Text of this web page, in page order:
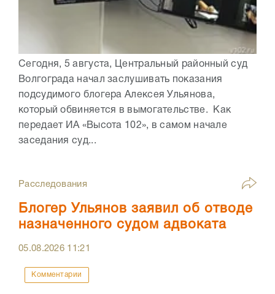
Сегодня, 5 августа, Центральный районный суд
Волгограда начал заслушивать показания
подсудимого блогера Алексея Ульянова,
который обвиняется в вымогательстве. Как
передает ИА «Высота 102», в самом начале
заседания суд...
Расследования
Блогер Ульянов заявил об отводе
назначенного судом адвоката
05.08.2026 11:21
Комментарии